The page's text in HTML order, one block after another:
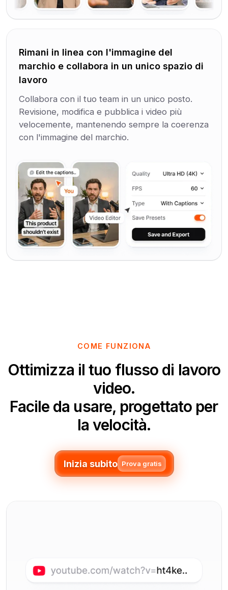
Rimani in linea con l'immagine del
marchio e collabora in un unico spazio di
lavoro
Collabora con il tuo team in un unico posto.
Revisione, modifica e pubblica i video più
velocemente, mantenendo sempre la coerenza
con l'immagine del marchio.
COME FUNZIONA
Ottimizza il tuo flusso di lavoro
video.
Facile da usare, progettato per
la velocità.
Inizia subito Prova gratis